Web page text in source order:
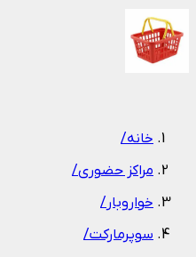
خانه/
مراکز حضوری/
خواروبار/
سوپرمارکت/